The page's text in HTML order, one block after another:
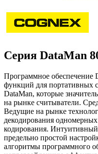
Серия DataMan
Программное обеспечение
функций для портативных
DataMan, которые
на рынке считыватели.
Ведущие на рынке
декодирования
кодирования.
предельно простой
алгоритмы программного